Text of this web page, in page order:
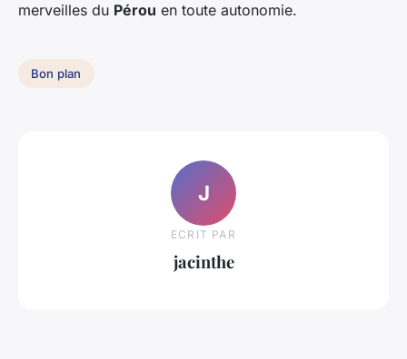
merveilles du Pérou en toute autonomie.
Bon plan
J
ECRIT PAR
jacinthe